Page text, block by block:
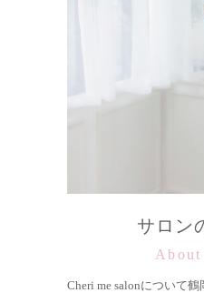
サロン
About
Cheri me salonについて